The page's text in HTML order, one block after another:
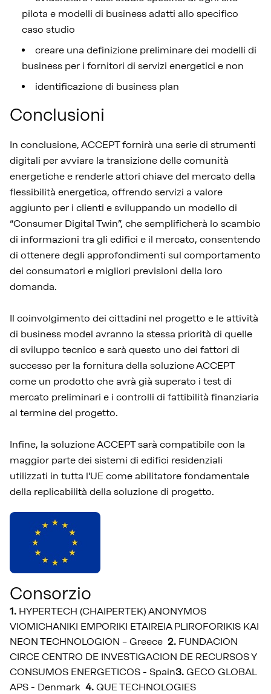
pilota e modelli di business adatti allo specifico
caso studio
creare una definizione preliminare dei modelli di
business per i fornitori di servizi energetici e non
identificazione di business plan
Conclusioni
In conclusione, ACCEPT fornirà una serie di strumenti
digitali per avviare la transizione delle comunità
energetiche e renderle attori chiave del mercato della
flessibilità energetica, offrendo servizi a valore
aggiunto per i clienti e sviluppando un modello di
“Consumer Digital Twin”, che semplificherà lo scambio
di informazioni tra gli edifici e il mercato, consentendo
di ottenere degli approfondimenti sul comportamento
dei consumatori e migliori previsioni della loro
domanda.
Il coinvolgimento dei cittadini nel progetto e le attività
di business model avranno la stessa priorità di quelle
di sviluppo tecnico e sarà questo uno dei fattori di
successo per la fornitura della soluzione ACCEPT
come un prodotto che avrà già superato i test di
mercato preliminari e i controlli di fattibilità finanziaria
al termine del progetto.
Infine, la soluzione ACCEPT sarà compatibile con la
maggior parte dei sistemi di edifici residenziali
utilizzati in tutta l'UE come abilitatore fondamentale
della replicabilità della soluzione di progetto.
Consorzio
1. HYPERTECH (CHAIPERTEK) ANONYMOS
VIOMICHANIKI EMPORIKI ETAIREIA PLIROFORIKIS KAI
NEON TECHNOLOGION – Greece 2. FUNDACION
CIRCE CENTRO DE INVESTIGACION DE RECURSOS Y
CONSUMOS ENERGETICOS - Spain3. GECO GLOBAL
APS - Denmark 4. QUE TECHNOLOGIES